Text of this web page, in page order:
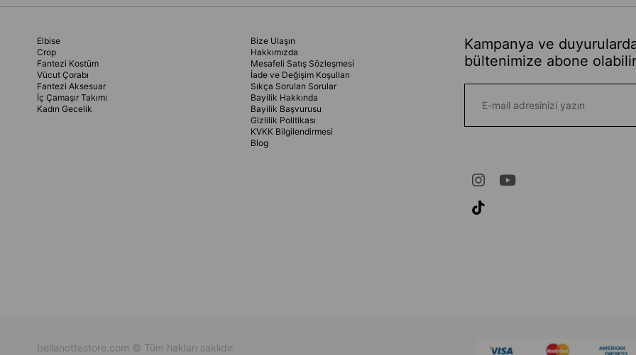
Elbise
Crop
Fantezi Kostüm
Vücut Çorabı
Fantezi Aksesuar
İç Çamaşır Takımı
Kadın Gecelik
Bize Ulaşın
Hakkımızda
Mesafeli Satış Sözleşmesi
İade ve Değişim Koşulları
Sıkça Sorulan Sorular
Bayilik Hakkında
Bayilik Başvurusu
Gizlilik Politikası
KVKK Bilgilendirmesi
Blog
Kampanya ve
bültenimize abone
bellanottestore.com © Tüm hakları saklıdır.